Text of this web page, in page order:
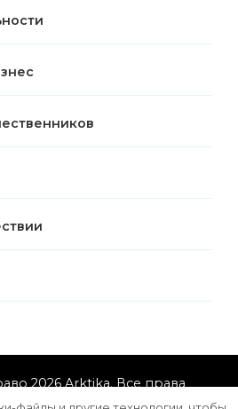
2026Arktika. Все права
Blossom Themes.